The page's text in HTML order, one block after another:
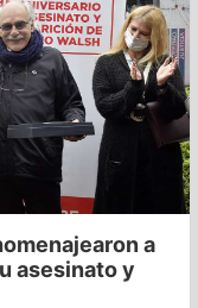
a
asesinato y